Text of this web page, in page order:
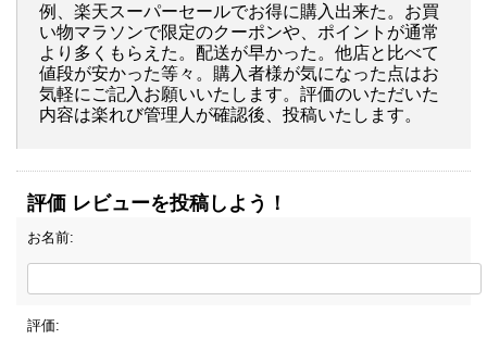
例、楽天スーパーセールでお得に購入出来た。お買
い物マラソンで限定のクーポンや、ポイントが通常
より多くもらえた。配送が早かった。他店と比べて
値段が安かった等々。購入者様が気になった点はお
気軽にご記入お願いいたします。評価のいただいた
内容は楽れび管理人が確認後、投稿いたします。
評価 レビューを投稿しよう！
お名前:
評価: